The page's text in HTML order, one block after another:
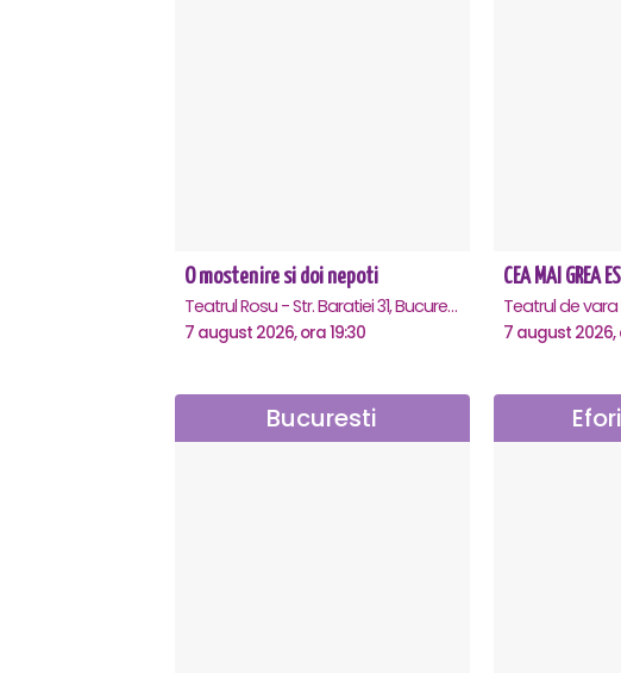
O mostenire si doi nepoti
Teatrul Rosu - Str. Baratiei 31, Bucuresti
7 august 2026, ora 19:30
CEA MAI GREA
Teatrul de
7 august 2026,
Bucuresti